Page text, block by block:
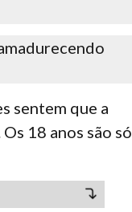
sentem que a
18 anos são só